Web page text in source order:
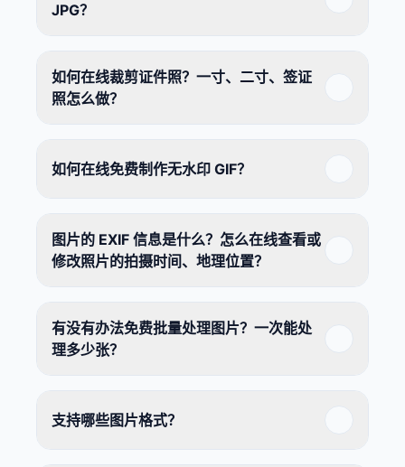
JPG？
如何在线裁剪证件照？一寸、二寸、签证
照怎么做？
如何在线免费制作无水印 GIF？
图片的 EXIF 信息是什么？怎么在线查看或
修改照片的拍摄时间、地理位置？
有没有办法免费批量处理图片？一次能处
理多少张？
支持哪些图片格式？